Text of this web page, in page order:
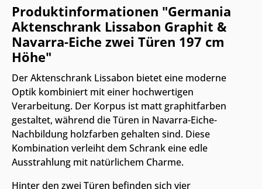
Produktinformationen "Germania
Aktenschrank Lissabon Graphit &
Navarra-Eiche zwei Türen 197 cm
Höhe"
Der Aktenschrank Lissabon bietet eine moderne
Optik kombiniert mit einer hochwertigen
Verarbeitung. Der Korpus ist matt graphitfarben
gestaltet, während die Türen in Navarra-Eiche-
Nachbildung holzfarben gehalten sind. Diese
Kombination verleiht dem Schrank eine edle
Ausstrahlung mit natürlichem Charme.
Hinter den zwei Türen befinden sich vier